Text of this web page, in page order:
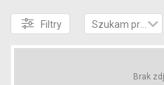
Filtry Szukam pracy
Brak